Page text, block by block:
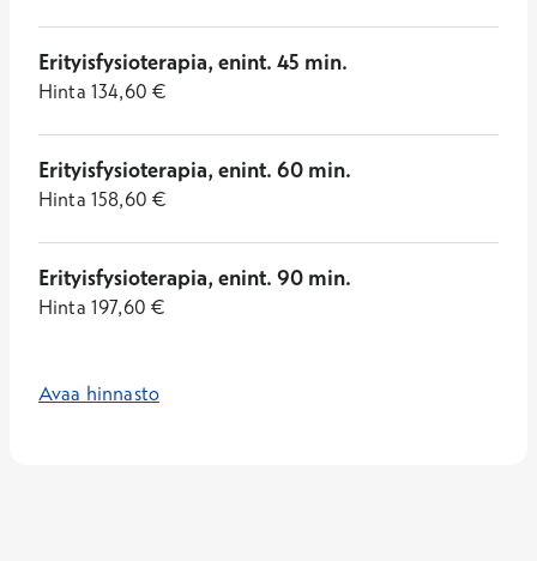
Erityisfysioterapia, enint. 45 min.
Hinta 134,60 €
Erityisfysioterapia, enint. 60 min.
Hinta 158,60 €
Erityisfysioterapia, enint. 90 min.
Hinta 197,60 €
Avaa hinnasto